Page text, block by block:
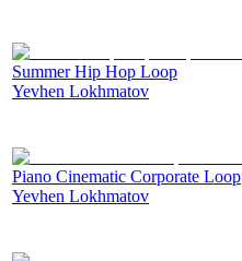
Summer Hip Hop Loop
Yevhen Lokhmatov
Piano Cinematic Corporate Loop
Yevhen Lokhmatov